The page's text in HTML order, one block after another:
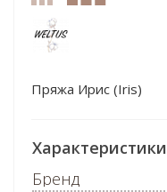
Пряжа Ирис (Iris)
Характеристики
Бренд